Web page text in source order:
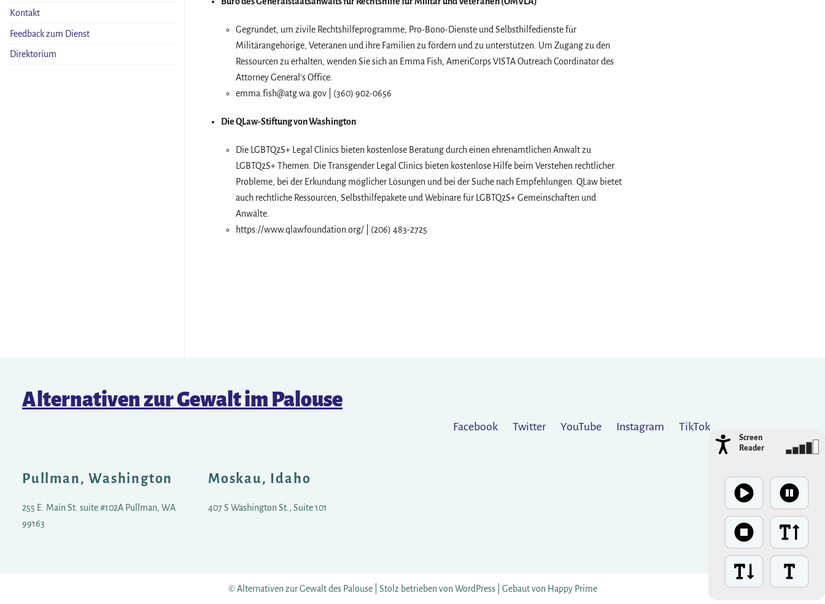
Kontakt
Feedback zum Dienst
Direktorium
Gegründet, um zivile Rechtshilfeprogramme, Pro-Bono-Dienste und Selbsthilfedienste für
Militärangehörige, Veteranen und ihre Familien zu fördern und zu unterstützen. Um Zugang zu den
Ressourcen zu erhalten, wenden Sie sich an Emma Fish, AmeriCorps VISTA Outreach Coordinator des
Attorney General's Office.
emma.fish@atg.wa.gov | (360) 902-0656
Die QLaw-Stiftung von Washington
Die LGBTQ2S+ Legal Clinics bieten kostenlose Beratung durch einen ehrenamtlichen Anwalt zu
LGBTQ2S+ Themen. Die Transgender Legal Clinics bieten kostenlose Hilfe beim Verstehen rechtlicher
Probleme, bei der Erkundung möglicher Lösungen und bei der Suche nach Empfehlungen. QLaw bietet
auch rechtliche Ressourcen, Selbsthilfepakete und Webinare für LGBTQ2S+ Gemeinschaften und
Anwälte.
https://www.qlawfoundation.org/ | (206) 483-2725
Alternativen zur Gewalt im Palouse
Pullman, Washington
255 E. Main St. suite #102A Pullman, WA
99163
Moskau, Idaho
407 S Washington St., Suite 101
Facebook Twitter YouTube Instagram TikTok
© Alternativen zur Gewalt des Palouse | Stolz betrieben von WordPress Gebaut von Happy Prime
Screen
Reader